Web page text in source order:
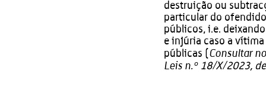
destruição ou
particular do
públicos, i.e.
e injúria caso a
públicas ( Consultar
Leis n.º 18/X/2023,